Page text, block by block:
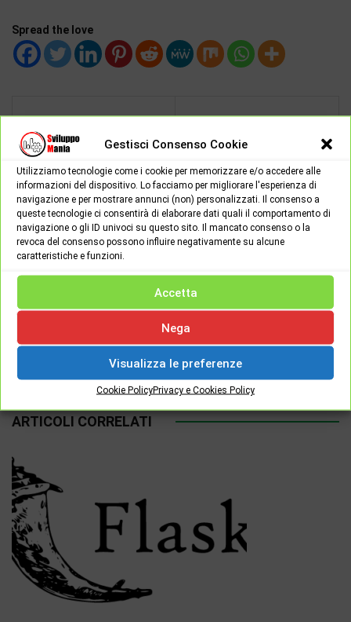
Gestisci Consenso Cookie
Utilizziamo tecnologie come i cookie per memorizzare e/o accedere alle
informazioni del dispositivo. Lo facciamo per migliorare l'esperienza di
navigazione e per mostrare annunci (non) personalizzati. Il consenso a
queste tecnologie ci consentirà di elaborare dati quali il comportamento di
navigazione o gli ID univoci su questo sito. Il mancato consenso o la
revoca del consenso possono influire negativamente su alcune
caratteristiche e funzioni.
Accetta
Nega
Visualizza le preferenze
Cookie PolicyPrivacy e Cookies Policy
Spread the love
ARTICOLO PRECEDENTE
I primi passi con il
linguaggio C
ARTICOLO SUCCESSIVO
Cos'è il C++?
iscritto alla facoltà di informatica,
delle nuove news tecnologiche in ambito informatico.
ARTICOLI CORRELATI